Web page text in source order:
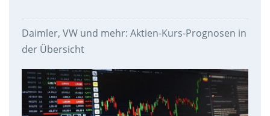
Daimler, VW und mehr: Aktien-Kurs-Prognosen in
der Übersicht